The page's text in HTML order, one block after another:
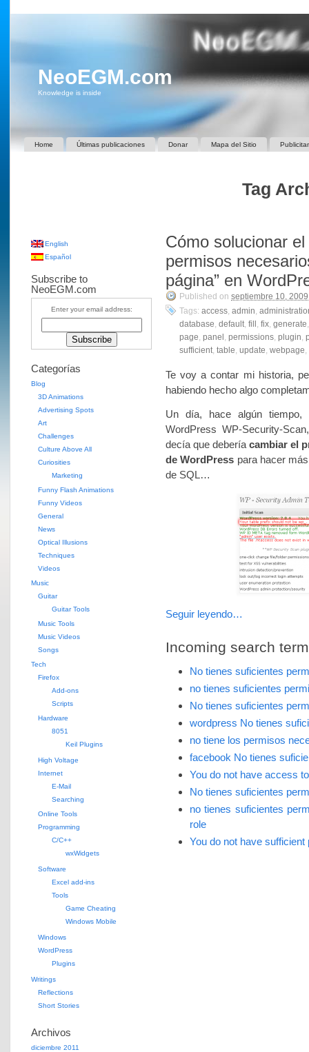
NeoEGM.com
Knowledge is inside
Home Últimas publicaciones Donar Mapa del Sitio
Tag
Cómo solucionar
permisos
página” en
Published on septiembre 10, 2009
Tags: access, admin,
database, default, fill , fix, generate
page, panel , permissions, plugin,
sufficient, table, update, webpage,
Te voy a contar mi historia,
habiendo hecho algo
Un día, hace algún tiempo,
WordPress WP-Security-
decía que deberíacambiar el
de WordPress para hacer
de SQL…
Seguir leyendo…
Incoming search
No tienes suficientes
no tienes suficientes
No tienes suficientes
wordpress No tienes
no tiene los permisos
facebook No tienes
You do not have access
No tienes suficientes
no tienes suficientes
role
You do not have
English
Español
Subscribe to
NeoEGM.com
Enter your email address:
Categorías
Blog
3D Animations
Advertising Spots
Art
Challenges
Culture Above All
Curiosities
Marketing
Funny Flash Animations
Funny Videos
General
News
Optical Illusions
Techniques
Videos
Music
Guitar
Guitar Tools
Music Tools
Music Videos
Songs
Tech
Firefox
Add-ons
Scripts
Hardware
8051
Keil Plugins
High Voltage
Internet
E-Mail
Searching
Online Tools
Programming
C/C++
wxWidgets
Software
Excel add-ins
Tools
Game Cheating
Windows Mobile
Windows
WordPress
Plugins
Writings
Reflections
Short Stories
Archivos
diciembre 2011